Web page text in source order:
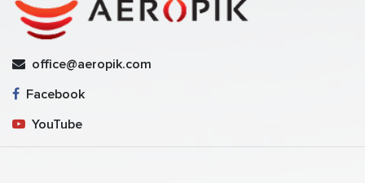
office@aeropik.com
Facebook
YouTube